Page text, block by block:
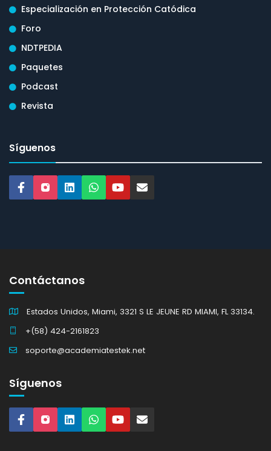
Especialización en Protección Catódica
Foro
NDTPEDIA
Paquetes
Podcast
Revista
Síguenos
Contáctanos
Estados Unidos, Miami, 3321 S LE JEUNE RD MIAMI, FL 33134.
+(58) 424-2161823
soporte@academiatestek.net
Síguenos